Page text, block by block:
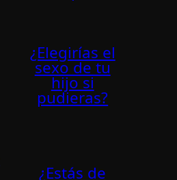
¿Elegirías el
sexo de tu
hijo si
pudieras?
¿Estás de